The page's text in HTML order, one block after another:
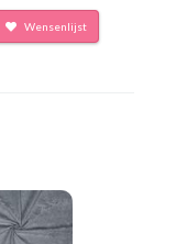
Wensenlijst